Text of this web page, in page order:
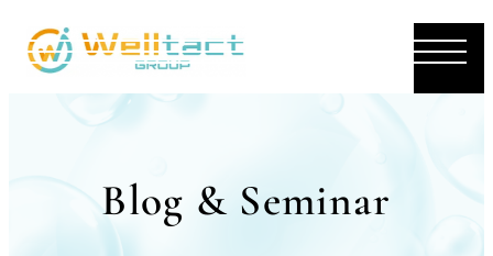
Blog & Seminar